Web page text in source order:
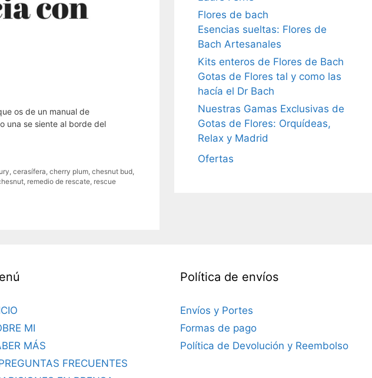
os de un manual de
una se siente al borde del
,cerasífera ,cherry plum ,chesnut bud
remedio de rescate rescue
Flores de bach
Esencias sueltas: Flores de
Bach Artesanales
Kits enteros de Flores de Bach
Gotas de Flores tal y como las
hacía el Dr Bach
Nuestras Gamas Exclusivas de
Gotas de Flores: Orquídeas,
Relax y Madrid
Ofertas
MI
MÁS
FRECUENTES
Política de envíos
Envíos y Portes
Formas de pago
Política de Devolución y Reembolso